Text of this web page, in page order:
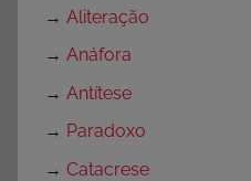
→ Aliteração
→ Anáfora
→ Antítese
→ Paradoxo
→ Catacrese